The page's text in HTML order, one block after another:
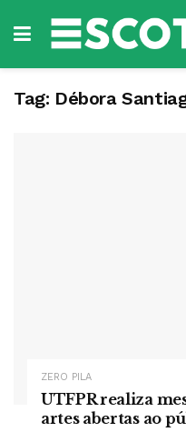
Tag: Débora
ZERO PILA
UTFPR realiza
artes abertas ao